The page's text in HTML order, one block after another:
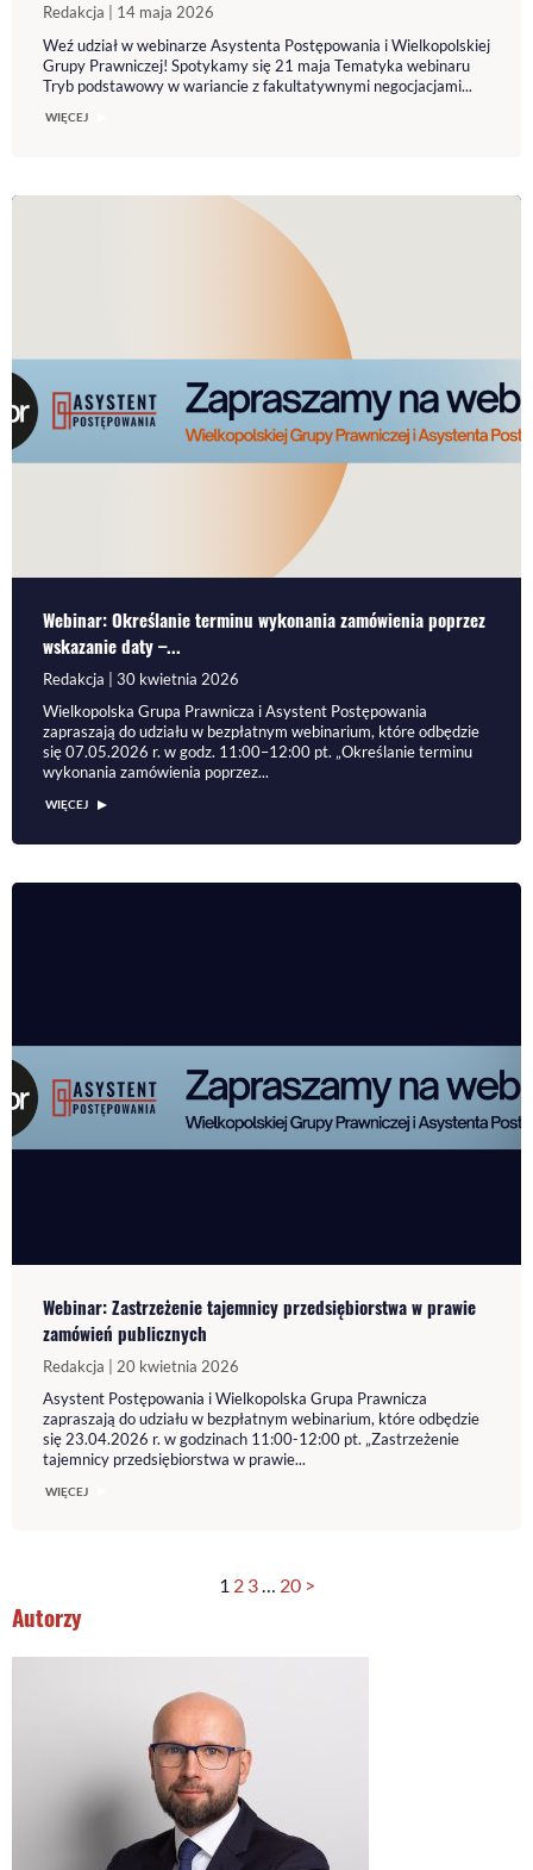
Redakcja | 14 maja 2026
Weź udział w webinarze Asystenta Postępowania i Wielkopolskiej
Grupy Prawniczej! Spotykamy się 21 maja Tematyka webinaru
Tryb podstawowy w wariancie z fakultatywnymi negocjacjami...
WIĘCEJ
Webinar: Określanie terminu wykonania zamówienia poprzez
wskazanie daty –...
Redakcja | 30 kwietnia 2026
Wielkopolska Grupa Prawnicza i Asystent Postępowania
zapraszają do udziału w bezpłatnym webinarium, które odbędzie
się 07.05.2026 r. w godz. 11:00–12:00 pt. „Określanie terminu
wykonania zamówienia poprzez...
WIĘCEJ
Webinar: Zastrzeżenie tajemnicy przedsiębiorstwa w prawie
zamówień publicznych
Redakcja | 20 kwietnia 2026
Asystent Postępowania i Wielkopolska Grupa Prawnicza
zapraszają do udziału w bezpłatnym webinarium, które odbędzie
się 23.04.2026 r. w godzinach 11:00-12:00 pt. „Zastrzeżenie
tajemnicy przedsiębiorstwa w prawie...
WIĘCEJ
1 2 3… 20 >
Autorzy